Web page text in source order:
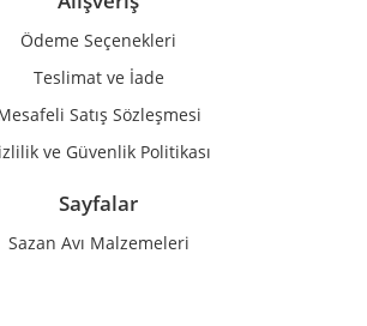
Ödeme Seçenekleri
Teslimat ve İade
Satış Sözleşmesi
ve Güvenlik Politikası
Sayfalar
Sazan Avı Malzemeleri